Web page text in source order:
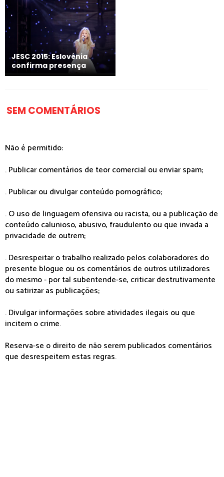
JESC 2015: Eslovénia
confirma presença
SEM COMENTÁRIOS
Não é permitido:
. Publicar comentários de teor comercial ou enviar spam;
. Publicar ou divulgar conteúdo pornográfico;
. O uso de linguagem ofensiva ou racista, ou a publicação de
conteúdo calunioso, abusivo, fraudulento ou que invada a
privacidade de outrem;
. Desrespeitar o trabalho realizado pelos colaboradores do
presente blogue ou os comentários de outros utilizadores
do mesmo - por tal subentende-se, criticar destrutivamente
ou satirizar as publicações;
. Divulgar informações sobre atividades ilegais ou que
incitem o crime.
Reserva-se o direito de não serem publicados comentários
que desrespeitem estas regras.